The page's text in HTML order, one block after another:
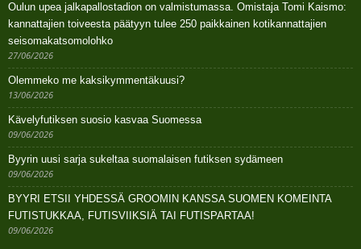
Oulun upea jalkapallostadion on valmistumassa. Omistaja Tomi Kaismo:
kannattajien toiveesta päätyyn tulee 250 paikkainen kotikannattajien
seisomakatsomolohko
27/06/2026
Olemmeko me kaksikymmentäkuusi?
13/06/2026
Kävelyfutiksen suosio kasvaa Suomessa
09/06/2026
Byyrin uusi sarja sukeltaa suomalaisen futiksen sydämeen
09/06/2026
BYYRI ETSII YHDESSÄ GROOMIN KANSSA SUOMEN KOMEINTA
FUTISTUKKAA, FUTISVIIKSIÄ TAI FUTISPARTAA!
09/06/2026